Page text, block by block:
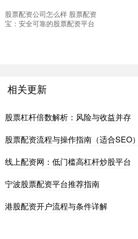
股票配资公司怎么样 股票配资
宝：安全可靠的股票配资平台
相关更新
股票杠杆倍数解析：风险与收益并存
股票配资流程与操作指南（适合SEO）
线上配资网：低门槛高杠杆炒股平台
宁波股票配资平台推荐指南
港股配资开户流程与条件详解